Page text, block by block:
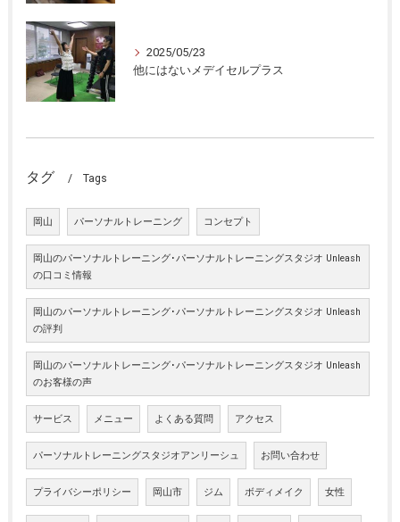
2025/05/23
他にはないメデイセルプラス
タグ Tags
岡山 パーソナルトレーニング コンセプト
岡山のパーソナルトレーニング･パーソナルトレーニングスタジオ Unleash
の口コミ情報
岡山のパーソナルトレーニング･パーソナルトレーニングスタジオ Unleash
の評判
岡山のパーソナルトレーニング･パーソナルトレーニングスタジオ Unleash
のお客様の声
サービス メニュー よくある質問 アクセス
パーソナルトレーニングスタジオアンリーシュ お問い合わせ
プライバシーポリシー 岡山市 ジム ボディメイク 女性